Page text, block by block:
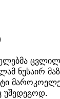
ნუსაირ
უშედეგოდ.